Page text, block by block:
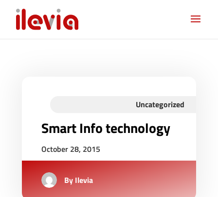
Uncategorized
Smart Info technology
October 28, 2015
By Ilevia